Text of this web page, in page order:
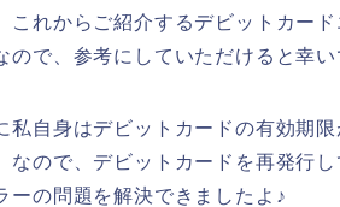
これからご紹介するデビットカー
ので、参考にしていただけると幸い
私自身はデビットカードの有効期
なので、デビットカードを再発行
ーの問題を解決できましたよ♪